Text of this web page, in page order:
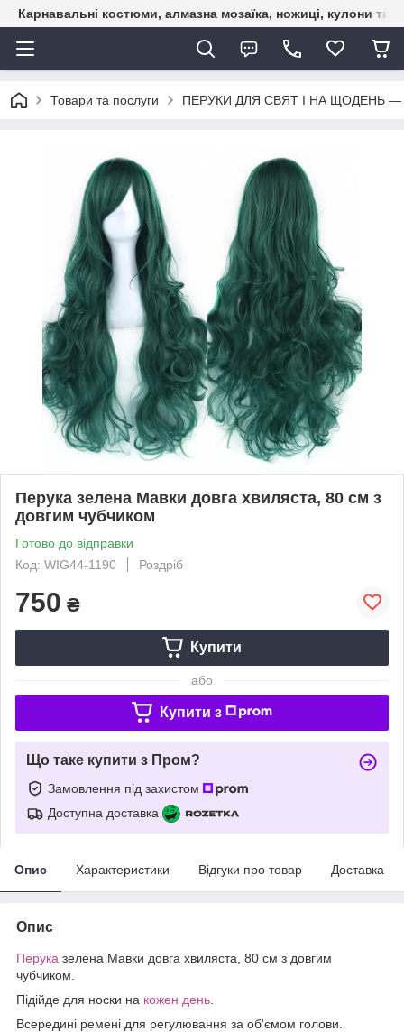
Карнавальні костюми, алмазна мозаїка, ножиці, кулони та
Товари та послуги ПЕРУКИ ДЛЯ СВЯТ І НА ЩОДЕНЬ —
Перука зелена Мавки довга хвиляста, 80 см з
довгим чубчиком
Готово до відправки
Код: WIG44-1190
Роздріб
750 ₴
Купити
або
Купити з
Що таке купити з Пром?
Замовлення під захистом
Доступна доставка
Опис Характеристики Відгуки про товар Доставка
Опис
Перука зелена Мавки довга хвиляста, 80 см з довгим
чубчиком.
Підійде для носки на кожен день
Всередині ремені для регулювання за об'ємом голови.